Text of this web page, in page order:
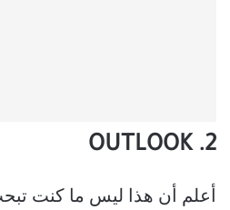
2. OUTLOOK
أعلم أن هذا ليس ما كنت